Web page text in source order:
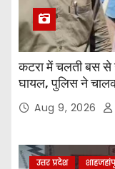
कटरा में चलती बस
घायल, पुलिस ने
लियाAug 9, 2026
उत्तर प्रदेश